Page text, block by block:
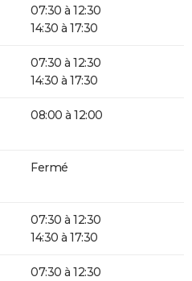
07:30 à 12:30
14:30 à 17:30
07:30 à 12:30
14:30 à 17:30
08:00 à 12:00
Fermé
07:30 à 12:30
14:30 à 17:30
07:30 à 12:30